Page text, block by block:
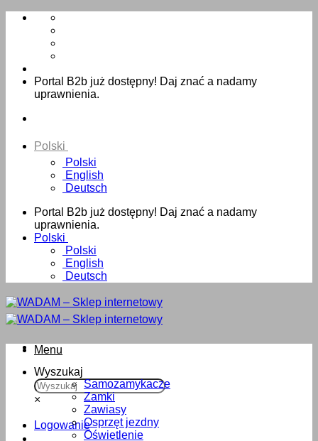
Skip
Portal B2b już dostępny! Daj znać a nadamy
uprawnienia.
Polski
Polski
English
Deutsch
Portal B2b już dostępny! Daj znać a nadamy
uprawnienia.
Polski
Polski
English
Deutsch
Wyszukaj
×
Logowanie
Menu
Samozamykacze
Zamki
Zawiasy
Osprzęt jezdny
Oświetlenie